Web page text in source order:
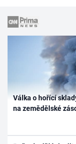
Válka o hořící
na zemědělské